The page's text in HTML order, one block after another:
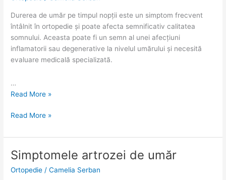
Durerea de umăr pe timpul nopții este un simptom frecvent
întâlnit în ortopedie și poate afecta semnificativ calitatea
somnului. Aceasta poate fi un semn al unei afecțiuni
inflamatorii sau degenerative la nivelul umărului și necesită
evaluare medicală specializată.
…
umăr
pe
timpul
nopții
Read More »
umăr
pe
timpul
nopții
Read More »
Simptomele artrozei de umăr
Ortopedie /Camelia Serban
Simptomele
artrozei
de
Simptomele
artrozei
de